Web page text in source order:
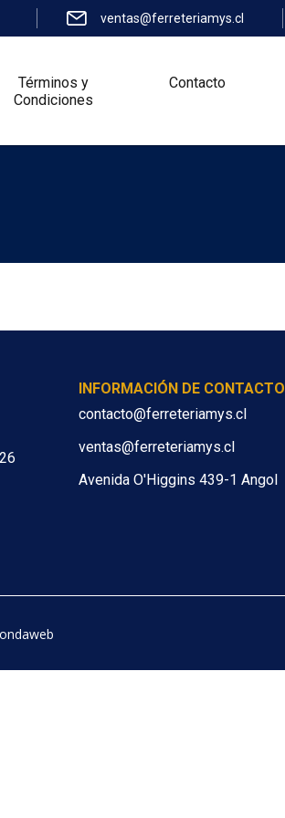
ventas@ferreteriamys.cl
Términos y
Condiciones
Contacto
INFORMACIÓN DE CONTACTO
contacto@ferreteriamys.cl
ventas@ferreteriamys.cl
Avenida O'Higgins 439-1 Angol